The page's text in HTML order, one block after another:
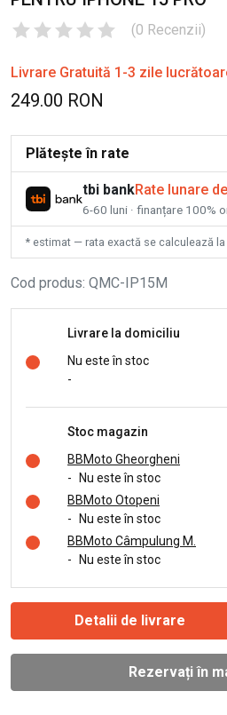
(0 Recenzii)
Livrare Gratuită 1-3 zile
249.00 RON
Plătește în rate
tbi bankRate lunare
6-60 luni · finanțare 100%
* estimat — rata exactă se calculează
Cod produs: QMC-IP15M
Livrare la domiciliu
Nu este în stoc
-
Stoc magazin
BBMoto Gheorgheni
- Nu este în stoc
BBMoto Otopeni
- Nu este în stoc
BBMoto Câmpulung M.
- Nu este în stoc
Detalii de livrare
Rezervați în